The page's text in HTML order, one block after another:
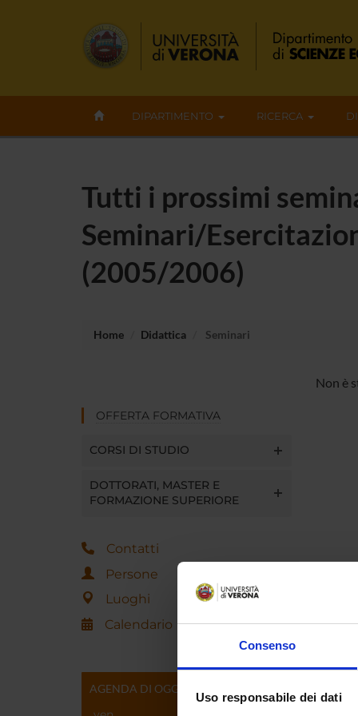
Consenso
Uso responsabile dei dati
DIPARTIMENTO RICERCA
Tutti i prossimi
Seminari/
(2005/2006)
Home Didattica Seminari
OFFERTA FORMATIVA
CORSI DI STUDIO
DOTTORATI, MASTER E
FORMAZIONE SUPERIORE
Contatti
Persone
Luoghi
Calendario
AGENDA DI OGGI
Non è